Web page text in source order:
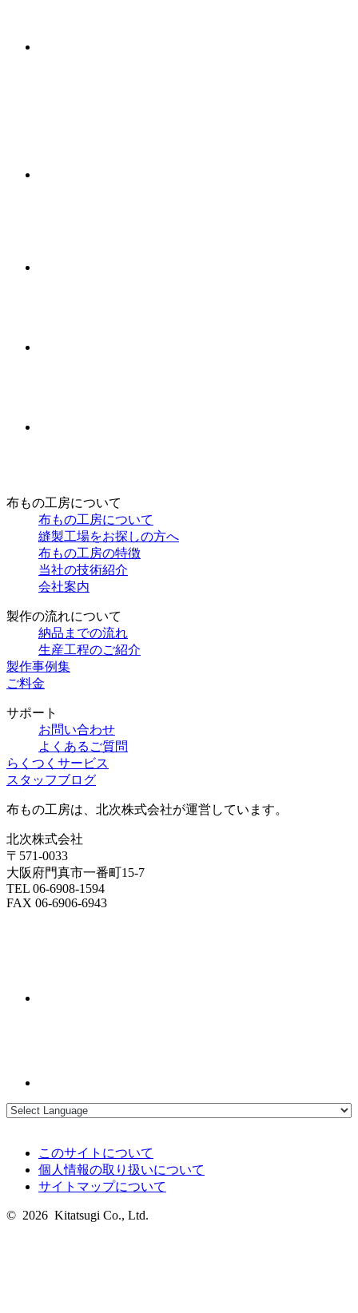
布もの工房について
布もの工房について
縫製工場をお探しの方へ
布もの工房の特徴
当社の技術紹介
会社案内
製作の流れについて
納品までの流れ
生産工程のご紹介
製作事例集
ご料金
サポート
お問い合わせ
よくあるご質問
らくつくサービス
スタッフブログ
布もの工房は、北次株式会社が運営しています。
北次株式会社
〒571-0033
大阪府門真市一番町15-7
TEL 06-6908-1594
FAX 06-6906-6943
このサイトについて
個人情報の取り扱いについて
サイトマップについて
© 2026 Kitatsugi Co., Ltd.